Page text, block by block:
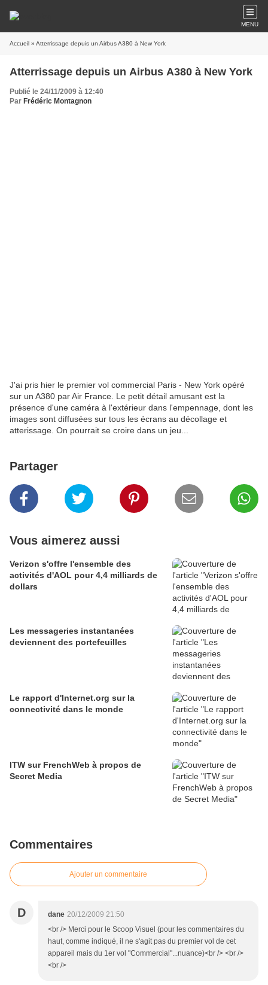
MENU
Accueil » Atterrissage depuis un Airbus A380 à New York
Atterrissage depuis un Airbus A380 à New York
Publié le 24/11/2009 à 12:40
Par Frédéric Montagnon
J'ai pris hier le premier vol commercial Paris - New York opéré
sur un A380 par Air France. Le petit détail amusant est la
présence d'une caméra à l'extérieur dans l'empennage, dont les
images sont diffusées sur tous les écrans au décollage et
atterissage. On pourrait se croire dans un jeu...
Partager
Vous aimerez aussi
Verizon s'offre l'ensemble des
activités d'AOL pour 4,4 milliards de
dollars
Les messageries instantanées
deviennent des portefeuilles
Le rapport d'Internet.org sur la
connectivité dans le monde
ITW sur FrenchWeb à propos de
Secret Media
Commentaires
Ajouter un commentaire
D dane 20/12/2009 21:50
<br /> Merci pour le Scoop Visuel (pour les commentaires du
haut, comme indiqué, il ne s'agit pas du premier vol de cet
appareil mais du 1er vol "Commercial"...nuance)<br /> <br />
<br />